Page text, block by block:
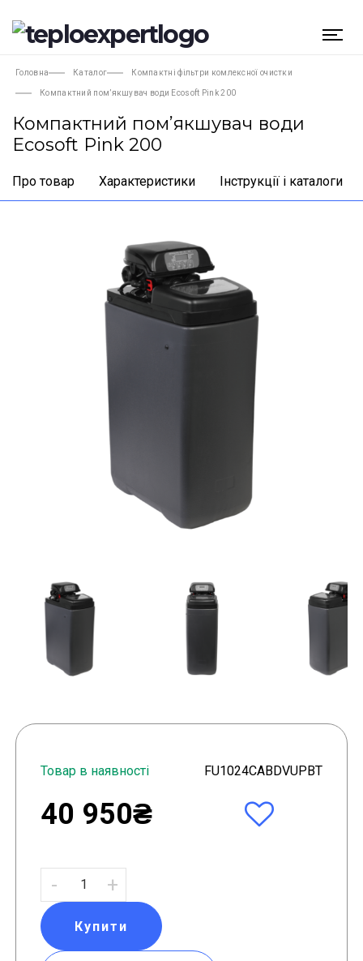
Головна Каталог Компактні фільтри комлексної очистки
Компактний пом’якшувач води Ecosoft Pink 200
Компактний пом’якшувач води
Ecosoft Pink 200
Про товар Характеристики Інструкції і каталоги
Товар в наявності FU1024CABDVUPBT
40 950₴
- +
Купити